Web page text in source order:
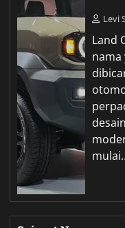
Levi
Land
nama